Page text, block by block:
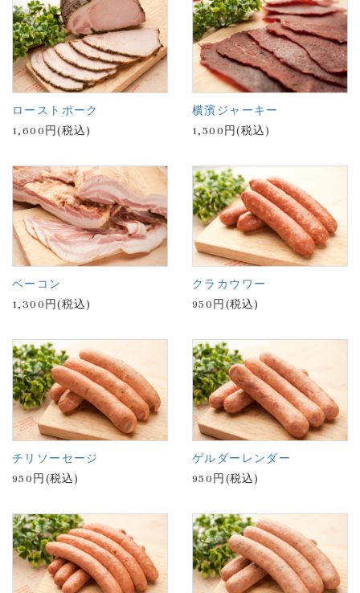
ローストポーク
1,600円(税込)
横濱ジャーキー
1,500円(税込)
ベーコン
1,300円(税込)
クラカウワー
950円(税込)
チリソーセージ
950円(税込)
ゲルダーレンダー
950円(税込)